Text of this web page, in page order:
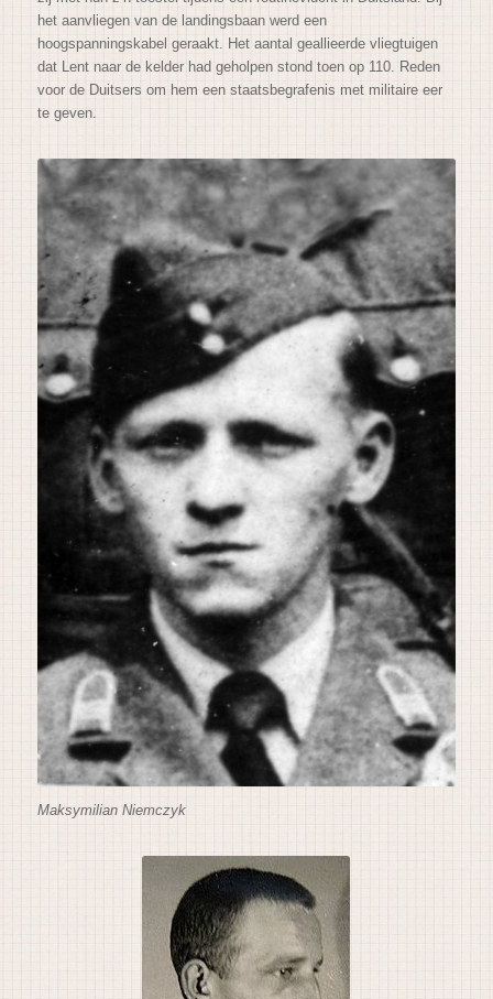
het aanvliegen van de landingsbaan werd een
hoogspanningskabel geraakt. Het aantal geallieerde vliegtuigen
dat Lent naar de kelder had geholpen stond toen op 110. Reden
voor de Duitsers om hem een staatsbegrafenis met militaire eer
te geven.
Maksymilian Niemczyk